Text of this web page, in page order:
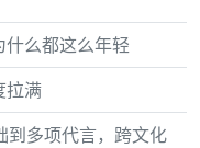
么都这么年轻
拉满
到多项代言，跨文化